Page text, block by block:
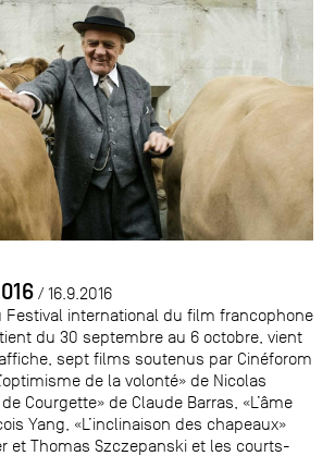
/ 16.9.2016
Festival international du film francophone
du 30 septembre au 6 octobre, vient
sept films soutenus par Cinéforom
de la volonté» de Nicolas
Courgette» de Claude Barras, «L’âme
Yang, «L’inclinaison des chapeaux»
et Thomas Szczepanski et les courts-